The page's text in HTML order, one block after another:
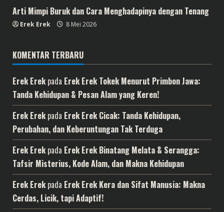
Arti Mimpi Buruk dan Cara Menghadapinya dengan Tenang
Erek Erek 8 Mei 2026
KOMENTAR TERBARU
Erek Erekpada Erek Erek Tokek Menurut Primbon Jawa:
Tanda Kehidupan & Pesan Alam yang Keren!
Erek Erekpada Erek Erek Cicak: Tanda Kehidupan,
Perubahan, dan Keberuntungan Tak Terduga
Erek Erekpada Erek Erek Binatang Melata & Serangga:
Tafsir Misterius, Kode Alam, dan Makna Kehidupan
Erek Erekpada Erek Erek Kera dan Sifat Manusia: Makna
Cerdas, Licik, tapi Adaptif!